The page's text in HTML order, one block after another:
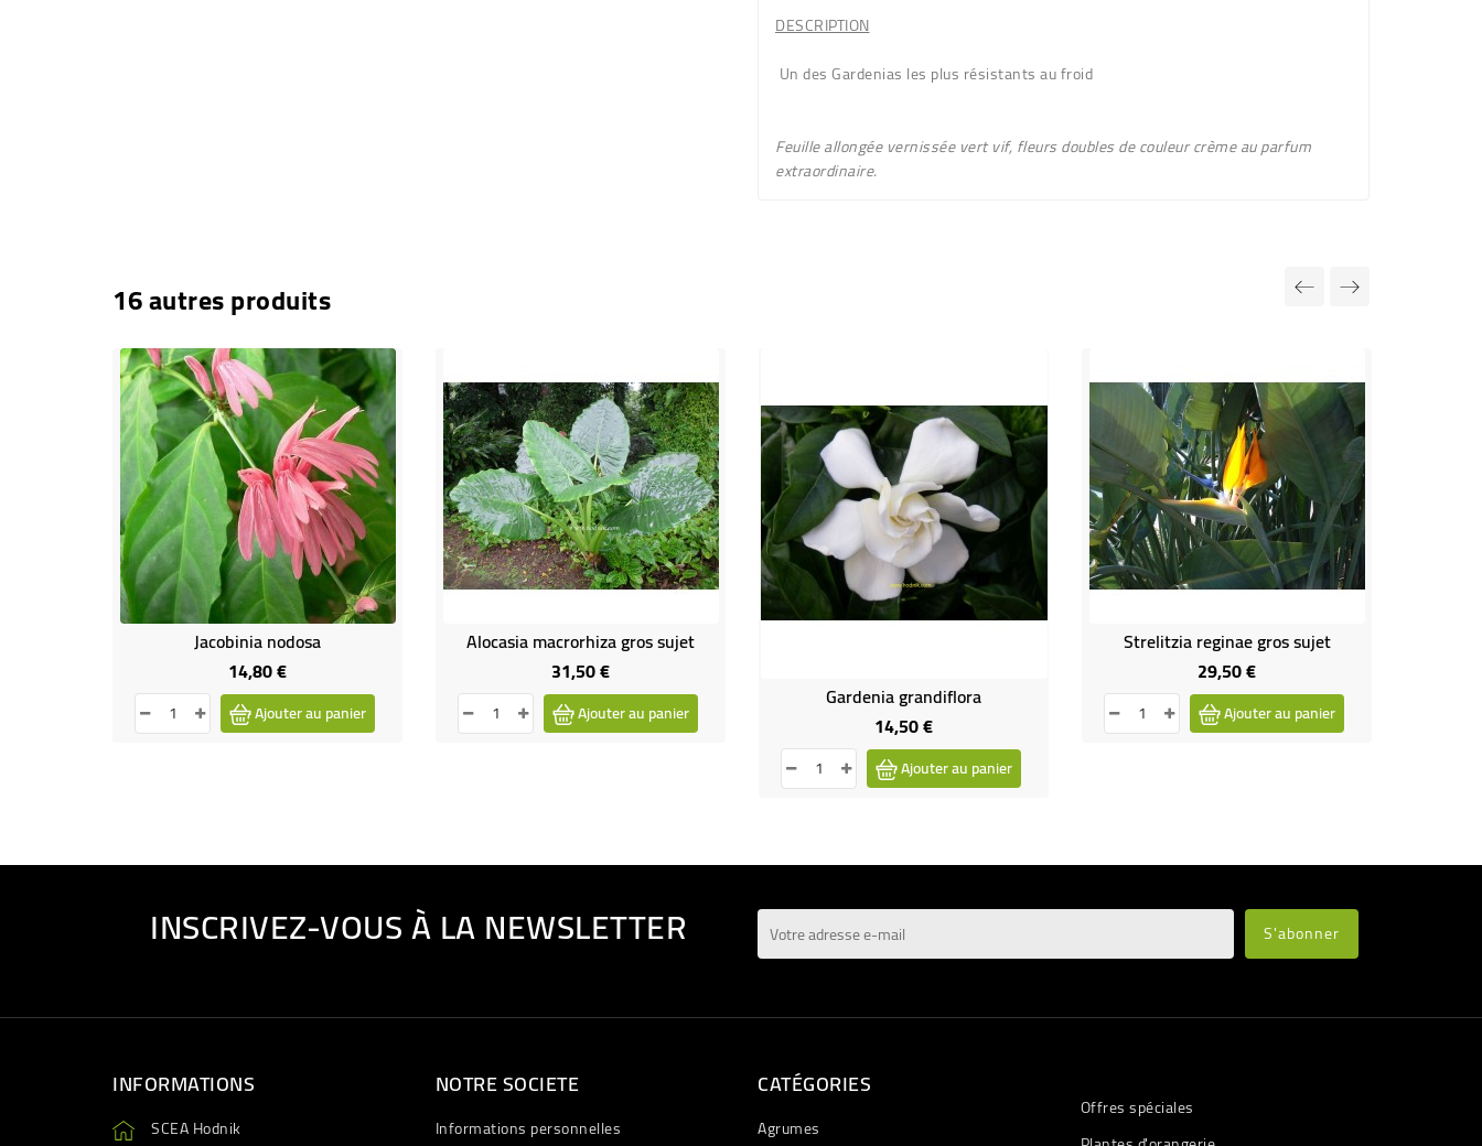
DESCRIPTION
Un des Gardenias les plus résistants au froid
Feuille allongée vernissée vert vif, fleurs doublesde couleur crèmeau parfum
extraordinaire.
16 autres produits
Jacobinia nodosa
14,80 €Prix
Ajouter au panier
Alocasia macrorhiza gros sujet
31,50 €Prix
Ajouter au panier
Gardenia grandiflora
14,50 €Prix
Ajouter au panier
Strelitzia reginae gros sujet
29,50 €Prix
Ajouter au panier
INSCRIVEZ-VOUS À LA NEWSLETTER
INFORMATIONS
SCEA Hodnik
NOTRE SOCIETE
Informations personnelles
CATÉGORIES
Agrumes
Offres spéciales